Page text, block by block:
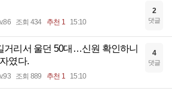
조회 434 추천 1 15:10
2
댓글
거리서 울던 50대…신원 확인하니
였다.
조회 889 추천 1 15:10
4
댓글